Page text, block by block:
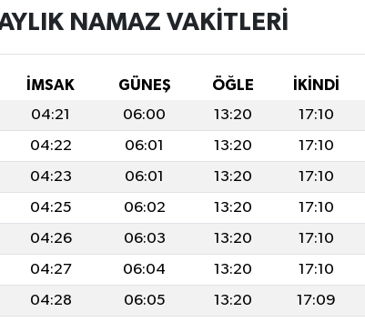
NAMAZ VAKITLERI
İMSAK GÜNEŞ ÖĞLE İKINDI
04:21 06:00 13:20 17:10
04:22 06:01 13:20 17:10
04:23 06:01 13:20 17:10
04:25 06:02 13:20 17:10
04:26 06:03 13:20 17:10
04:27 06:04 13:20 17:10
04:28 06:05 13:20 17:09